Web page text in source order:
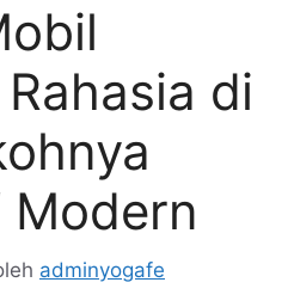
di
Modern
adminyogafe